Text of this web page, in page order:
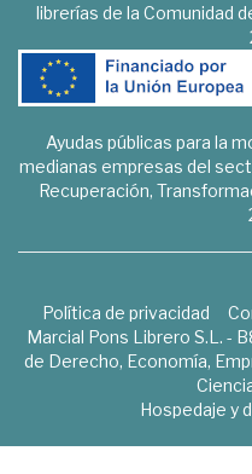
librerías de la Comunidad
Ayudas públicas para la
medianas empresas del
Recuperación,
Política de privacidad
Marcial Pons Librero S.L. -
de Derecho, Economía,
Hospedaje y